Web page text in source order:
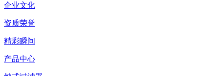
企业文化
资质荣誉
精彩瞬间
产品中心